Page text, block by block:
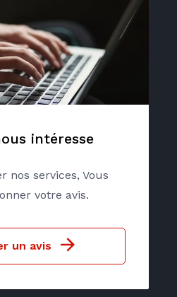
intéresse
nos services, Vous
votre avis.
un avis